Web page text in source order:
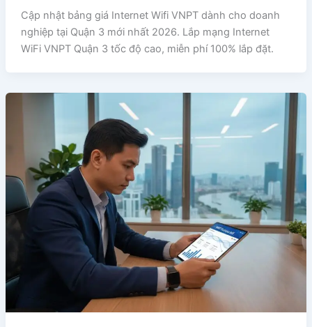
Cập nhật bảng giá Internet Wifi VNPT dành cho doanh
nghiệp tại Quận 3 mới nhất 2026. Lắp mạng Internet
WiFi VNPT Quận 3 tốc độ cao, miễn phí 100% lắp đặt.